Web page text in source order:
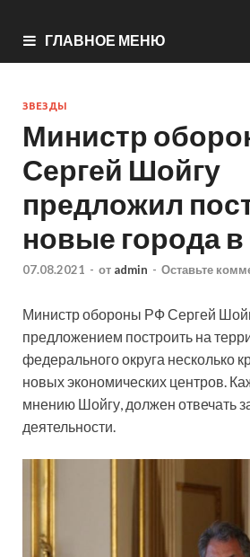
ГЛАВНОЕ МЕНЮ
ЗВЕЗДЫ
Министр
Сергей Шойгу
предложил
новые города
07.08.2021 - от admin - Оставьте
Министр обороны РФ Сергей
предложением построить на
федерального округа несколько
новых экономических центров.
мнению Шойгу, должен отвечать
деятельности.